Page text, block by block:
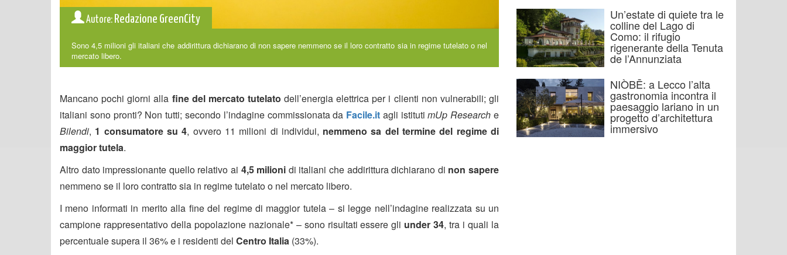
Autore: Redazione GreenCity
Sono 4,5 milioni gli italiani che addirittura dichiarano di non sapere nemmeno se il loro contratto sia in regime tutelato o nel
mercato libero.
Mancano pochi giorni alla fine del mercato tutelato dell’energia elettrica per i clienti non vulnerabili; gli
italiani sono pronti? Non tutti; secondo l’indagine commissionata da Facile.it agli istitutimUp Research e
Bilendi, 1 consumatore su 4, ovvero 11 milioni di individui, nemmeno sa del termine del regime di
maggior tutela.
Altro dato impressionante quello relativo ai 4,5 milioni di italiani che addirittura dichiarano di non sapere
nemmeno se il loro contratto sia in regime tutelato o nel mercato libero.
I meno informati in merito alla fine del regime di maggior tutela – si legge nell’indagine realizzata su un
campione rappresentativo della popolazione nazionale* – sono risultati essere gli under 34, tra i quali la
percentuale supera il 36% e i residenti del Centro Italia (33%).
Un’estate di quiete tra le
colline del Lago di
Como: il rifugio
rigenerante della Tenuta
de l’Annunziata
NIÒBĒ: a Lecco l’alta
gastronomia incontra il
paesaggio lariano in un
progetto d’architettura
immersivo